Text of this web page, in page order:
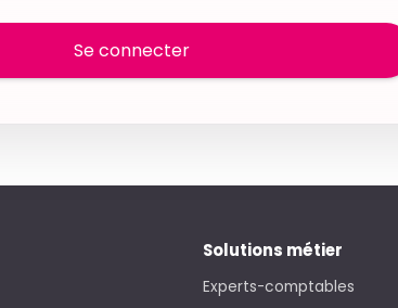
Solutions métier
Experts-comptables